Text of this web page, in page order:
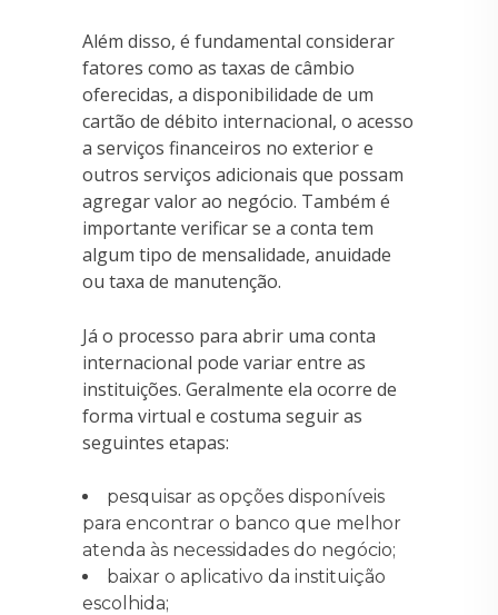
Além disso, é fundamental considerar
fatores como as taxas de câmbio
oferecidas, a disponibilidade de um
cartão de débito internacional, o acesso
a serviços financeiros no exterior e
outros serviços adicionais que possam
agregar valor ao negócio. Também é
importante verificar se a conta tem
algum tipo de mensalidade, anuidade
ou taxa de manutenção.
Já o processo para abrir uma conta
internacional pode variar entre as
instituições. Geralmente ela ocorre de
forma virtual e costuma seguir as
seguintes etapas:
pesquisar as opções disponíveis
para encontrar o banco que melhor
atenda às necessidades do negócio;
baixar o aplicativo da instituição
escolhida;